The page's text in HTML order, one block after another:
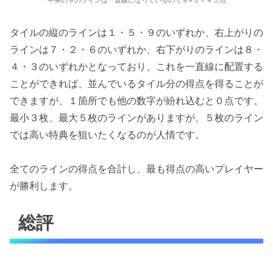
タイルの縦のラインは１・５・９のいずれか、右上がりの
ラインは７・２・６のいずれか、右下がりのラインは８・
４・３のいずれかとなっており、これを一直線に配置する
ことができれば、並んでいるタイル分の得点を得ることが
できますが、１箇所でも他の数字が紛れ込むと０点です。
最小３枚、最大５枚のラインがありますが、５枚のライン
では高い特典を狙いたくなるのが人情です。
全てのラインの得点を合計し、最も得点の高いプレイヤー
が勝利します。
総評